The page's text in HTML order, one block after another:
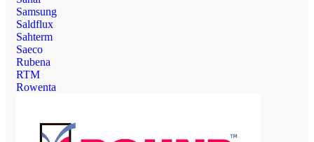
Samsung
Saldflux
Sahterm
Saeco
Rubena
RTM
Rowenta